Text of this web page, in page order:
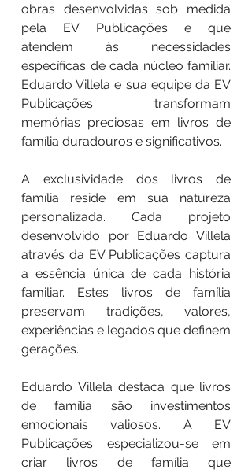
obras desenvolvidas sob medida
pela EV Publicações e que
atendem às necessidades
específicas de cada núcleo familiar.
Eduardo Villela e sua equipe da EV
Publicações transformam
memórias preciosas em livros de
família duradouros e significativos.
A exclusividade dos livros de
família reside em sua natureza
personalizada. Cada projeto
desenvolvido por Eduardo Villela
através da EV Publicações captura
a essência única de cada história
familiar. Estes livros de família
preservam tradições, valores,
experiências e legados que definem
gerações.
Eduardo Villela destaca que livros
de família são investimentos
emocionais valiosos. A EV
Publicações especializou-se em
criar livros de família que